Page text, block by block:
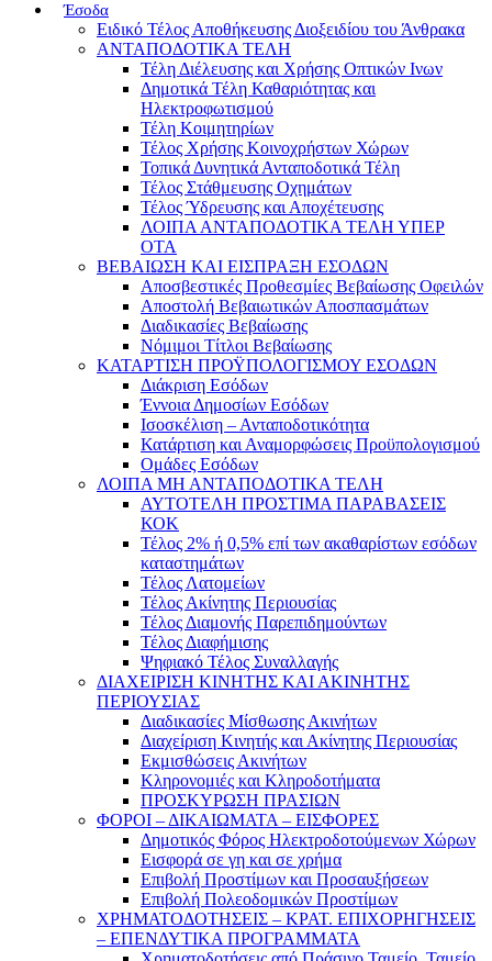
Έσοδα
Ειδικό Τέλος Αποθήκευσης Διοξειδίου του Άνθρακα
ΑΝΤΑΠΟΔΟΤΙΚΑ ΤΕΛΗ
Τέλη Διέλευσης και Χρήσης Οπτικών Ινων
Δημοτικά Τέλη Καθαριότητας και
Ηλεκτροφωτισμού
Τέλη Κοιμητηρίων
Τέλος Χρήσης Κοινοχρήστων Χώρων
Τοπικά Δυνητικά Ανταποδοτικά Τέλη
Τέλος Στάθμευσης Οχημάτων
Τέλος Ύδρευσης και Αποχέτευσης
ΛΟΙΠΑ ΑΝΤΑΠΟΔΟΤΙΚΑ ΤΕΛΗ ΥΠΕΡ
ΟΤΑ
ΒΕΒΑΙΩΣΗ ΚΑΙ ΕΙΣΠΡΑΞΗ ΕΣΟΔΩΝ
Αποσβεστικές Προθεσμίες Βεβαίωσης Οφειλών
Αποστολή Βεβαιωτικών Αποσπασμάτων
Διαδικασίες Βεβαίωσης
Νόμιμοι Τίτλοι Βεβαίωσης
ΚΑΤΑΡΤΙΣΗ ΠΡΟΫΠΟΛΟΓΙΣΜΟΥ ΕΣΟΔΩΝ
Διάκριση Εσόδων
Έννοια Δημοσίων Εσόδων
Ισοσκέλιση – Ανταποδοτικότητα
Κατάρτιση και Αναμορφώσεις Προϋπολογισμού
Ομάδες Εσόδων
ΛΟΙΠΑ ΜΗ ΑΝΤΑΠΟΔΟΤΙΚΑ ΤΕΛΗ
ΑΥΤΟΤΕΛΗ ΠΡΟΣΤΙΜΑ ΠΑΡΑΒΑΣΕΙΣ
ΚΟΚ
Τέλος 2% ή 0,5% επί των ακαθαρίστων εσόδων
καταστημάτων
Τέλος Λατομείων
Τέλος Ακίνητης Περιουσίας
Τέλος Διαμονής Παρεπιδημούντων
Τέλος Διαφήμισης
Ψηφιακό Τέλος Συναλλαγής
ΔΙΑΧΕΙΡΙΣΗ ΚΙΝΗΤΗΣ ΚΑΙ ΑΚΙΝΗΤΗΣ
ΠΕΡΙΟΥΣΙΑΣ
Διαδικασίες Μίσθωσης Ακινήτων
Διαχείριση Κινητής και Ακίνητης Περιουσίας
Εκμισθώσεις Ακινήτων
Κληρονομιές και Κληροδοτήματα
ΠΡΟΣΚΥΡΩΣΗ ΠΡΑΣΙΩΝ
ΦΟΡΟΙ – ΔΙΚΑΙΩΜΑΤΑ – ΕΙΣΦΟΡΕΣ
Δημοτικός Φόρος Ηλεκτροδοτούμενων Χώρων
Εισφορά σε γη και σε χρήμα
Επιβολή Προστίμων και Προσαυξήσεων
Επιβολή Πολεοδομικών Προστίμων
ΧΡΗΜΑΤΟΔΟΤΗΣΕΙΣ – ΚΡΑΤ. ΕΠΙΧΟΡΗΓΗΣΕΙΣ
– ΕΠΕΝΔΥΤΙΚΑ ΠΡΟΓΡΑΜΜΑΤΑ